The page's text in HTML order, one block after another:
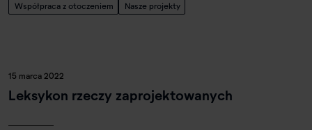
Współpraca z otoczeniem Nasze projekty
15 marca 2022
Leksykon rzeczy zaprojektowanych